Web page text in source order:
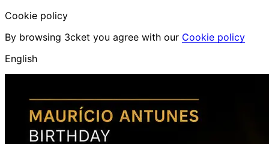
Cookie policy
By browsing 3cket you agree with our Cookie policy
English